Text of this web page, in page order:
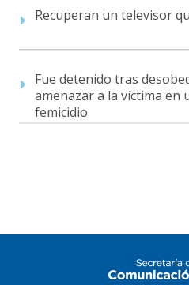
Recuperan un televisor
Fue detenido tras
amenazar a la víctima en
femicidio